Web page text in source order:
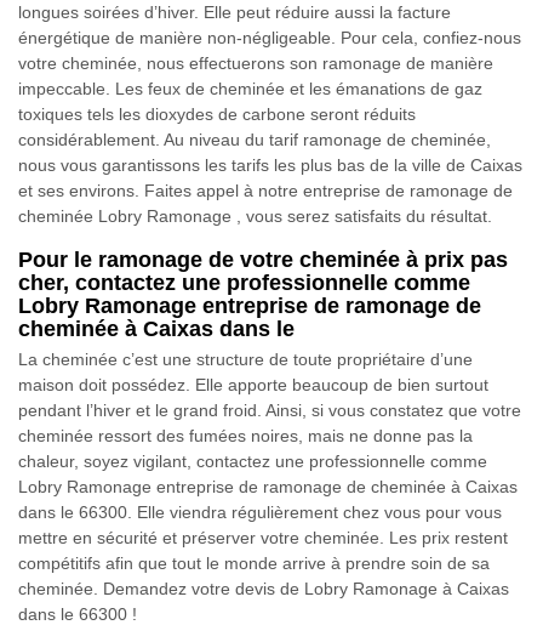
longues soirées d’hiver. Elle peut réduire aussi la facture
énergétique de manière non-négligeable. Pour cela, confiez-nous
votre cheminée, nous effectuerons son ramonage de manière
impeccable. Les feux de cheminée et les émanations de gaz
toxiques tels les dioxydes de carbone seront réduits
considérablement. Au niveau du tarif ramonage de cheminée,
nous vous garantissons les tarifs les plus bas de la ville de Caixas
et ses environs. Faites appel à notre entreprise de ramonage de
cheminée Lobry Ramonage , vous serez satisfaits du résultat.
Pour le ramonage de votre cheminée à prix pas
cher, contactez une professionnelle comme
Lobry Ramonage entreprise de ramonage de
cheminée à Caixas dans le
La cheminée c’est une structure de toute propriétaire d’une
maison doit possédez. Elle apporte beaucoup de bien surtout
pendant l’hiver et le grand froid. Ainsi, si vous constatez que votre
cheminée ressort des fumées noires, mais ne donne pas la
chaleur, soyez vigilant, contactez une professionnelle comme
Lobry Ramonage entreprise de ramonage de cheminée à Caixas
dans le 66300. Elle viendra régulièrement chez vous pour vous
mettre en sécurité et préserver votre cheminée. Les prix restent
compétitifs afin que tout le monde arrive à prendre soin de sa
cheminée. Demandez votre devis de Lobry Ramonage à Caixas
dans le 66300 !